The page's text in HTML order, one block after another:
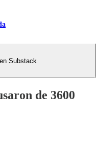
Substack
de 3600